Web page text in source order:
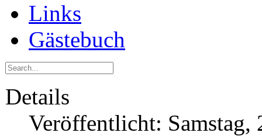
Links
Gästebuch
Details
Veröffentlicht: Samstag,